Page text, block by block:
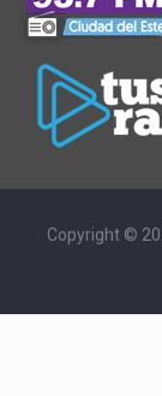
Copyright ©